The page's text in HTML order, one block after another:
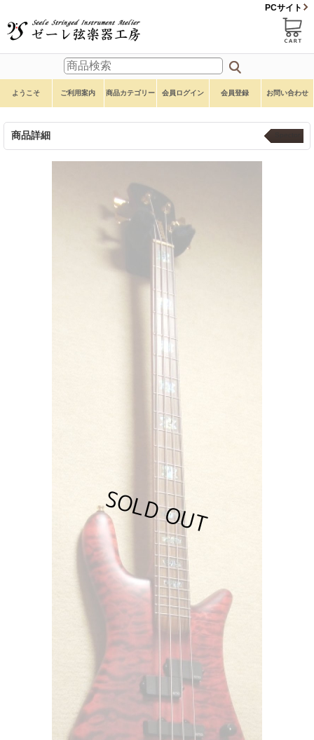
PCサイト
ようこそ ご利用案内 商品カテゴリー 会員ログイン 会員登録 お問い合わせ
商品詳細